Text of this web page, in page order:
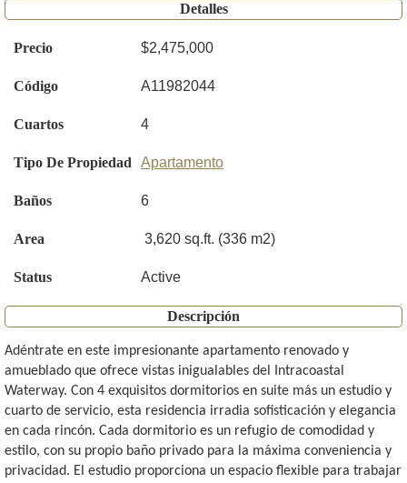
Detalles
Precio $2,475,000
Código A11982044
Cuartos 4
Tipo De Propiedad Apartamento
Baños 6
Area 3,620 sq.ft. (336 m2)
Status Active
Descripción
Adéntrate en este impresionante apartamento renovado y
amueblado que ofrece vistas inigualables del Intracoastal
Waterway. Con 4 exquisitos dormitorios en suite más un estudio y
cuarto de servicio, esta residencia irradia sofisticación y elegancia
en cada rincón. Cada dormitorio es un refugio de comodidad y
estilo, con su propio baño privado para la máxima conveniencia y
privacidad. El estudio proporciona un espacio flexible para trabajar